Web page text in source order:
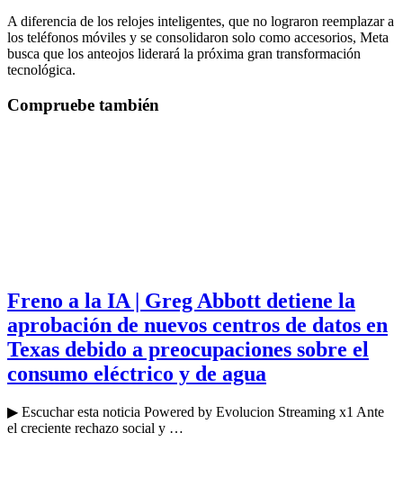
A diferencia de los relojes inteligentes, que no lograron reemplazar a
los teléfonos móviles y se consolidaron solo como accesorios, Meta
busca que los anteojos liderará la próxima gran transformación
tecnológica.
Compruebe también
Freno a la IA | Greg Abbott detiene la
aprobación de nuevos centros de datos en
Texas debido a preocupaciones sobre el
consumo eléctrico y de agua
▶ Escuchar esta noticia Powered by Evolucion Streaming x1 Ante
el creciente rechazo social y …